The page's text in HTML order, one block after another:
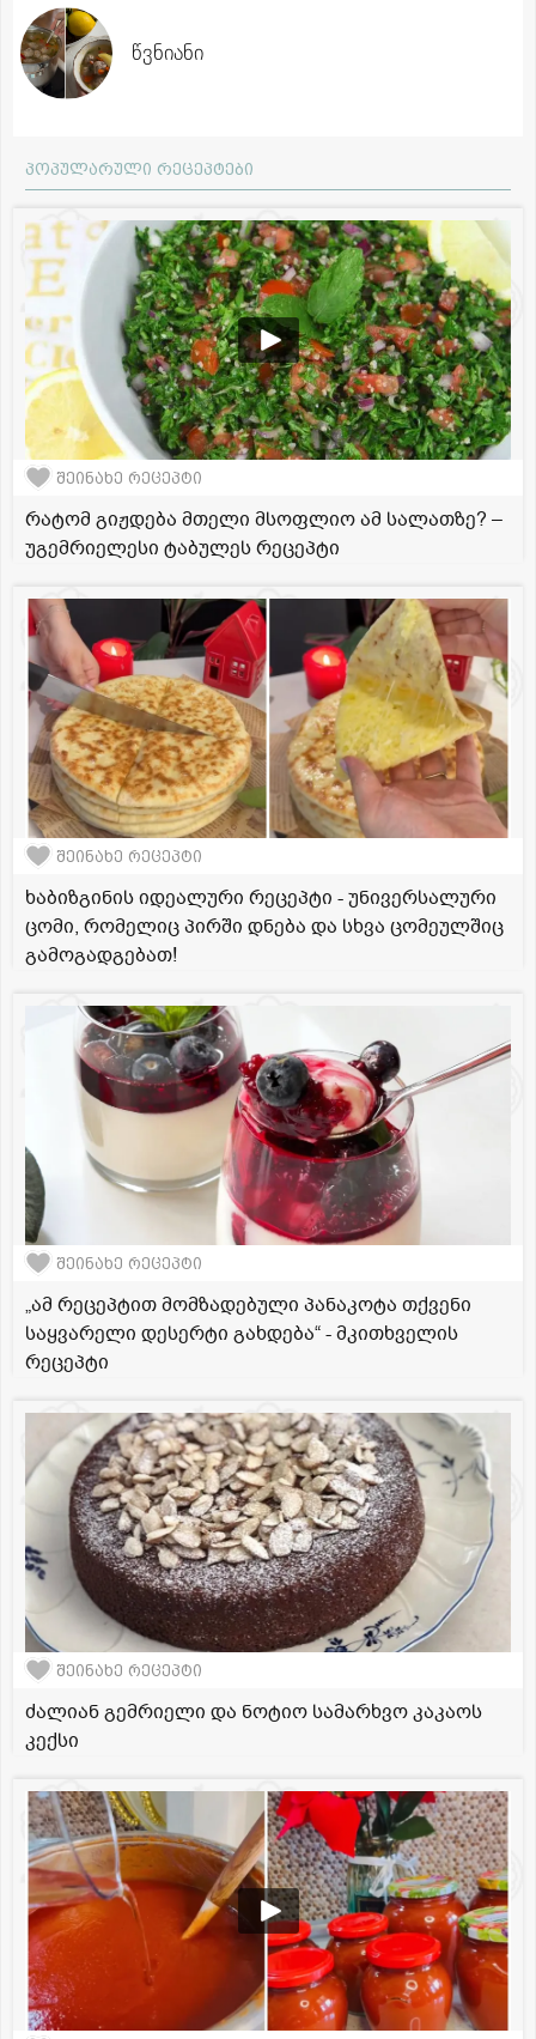
წვნიანი
პოპულარული რეცეპტები
შეინახე რეცეპტი
რატომ გიჟდება მთელი მსოფლიო ამ სალათზე? –
უგემრიელესი ტაბულეს რეცეპტი
შეინახე რეცეპტი
ხაბიზგინის იდეალური რეცეპტი - უნივერსალური
ცომი, რომელიც პირში დნება და სხვა ცომეულშიც
გამოგადგებათ!
შეინახე რეცეპტი
„ამ რეცეპტით მომზადებული პანაკოტა თქვენი
საყვარელი დესერტი გახდება“ - მკითხველის
რეცეპტი
შეინახე რეცეპტი
ძალიან გემრიელი და ნოტიო სამარხვო კაკაოს
კექსი